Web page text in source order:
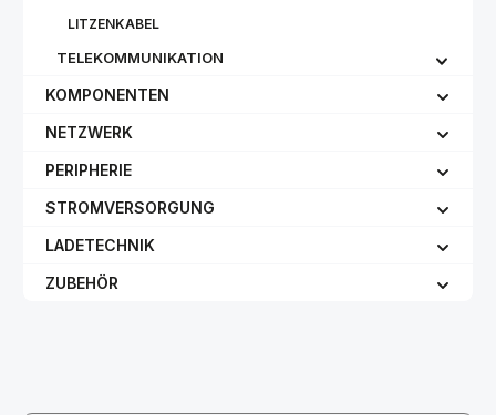
LITZENKABEL
TELEKOMMUNIKATION
KOMPONENTEN
NETZWERK
PERIPHERIE
STROMVERSORGUNG
LADETECHNIK
ZUBEHÖR